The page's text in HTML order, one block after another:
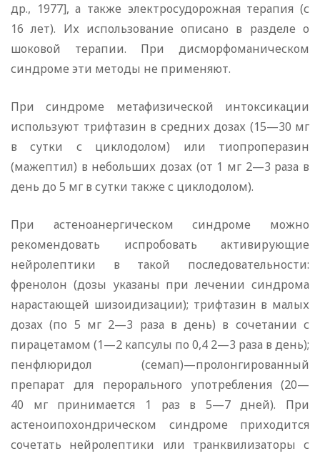
др., 1977], а также электросудорожная терапия (с
16 лет). Их использование описано в разделе о
шоковой терапии. При дисморфоманическом
синдроме эти методы не применяют.
При синдроме метафизической интоксикации
используют трифтазин в средних дозах (15—30 мг
в сутки с циклодолом) или тиопроперазин
(мажептил) в небольших дозах (от 1 мг 2—3 раза в
день до 5 мг в сутки также с циклодолом).
При астеноанергическом синдроме можно
рекомендовать испробовать активирующие
нейролептики в такой последовательности:
френолон (дозы указаны при лечении синдрома
нарастающей шизоидизации); трифтазин в малых
дозах (по 5 мг 2—3 раза в день) в сочетании с
пирацетамом (1—2 капсулы по 0,4 2—3 раза в день);
пенфлюридол (семап)—пролонгированный
препарат для перорального употребления (20—
40 мг принимается 1 раз в 5—7 дней). При
астеноипохондрическом синдроме приходится
сочетать нейролептики или транквилизаторы с